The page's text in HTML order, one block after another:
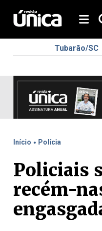
Tubarão/SC
Início . Polícia
Policiais
recém-